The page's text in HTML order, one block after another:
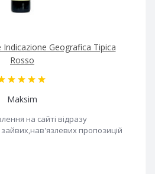
Indicazione Geografica Tipica
Rosso
Maksim
на сайті відразу
пропозицій